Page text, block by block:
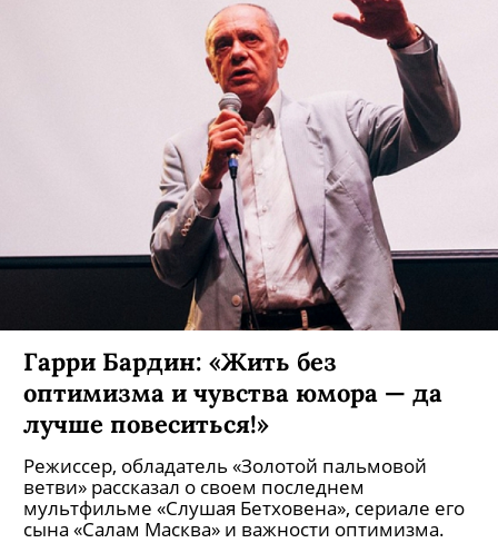
Гарри Бардин: «Жить без
оптимизма и чувства юмора — да
лучше повеситься!»
Режиссер, обладатель «Золотой пальмовой
ветви» рассказал о своем последнем
мультфильме «Слушая Бетховена», сериале его
сына «Салам Масква» и важности оптимизма.